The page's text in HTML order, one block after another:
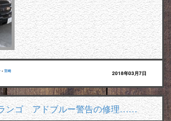
• 宮崎 2018年03月7日
ンゴ アドブルー警告の修理……